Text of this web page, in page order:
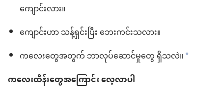
ကျောင်းလား။
ကျောင်းဟာ သန့်ရှင်းပြီး ဘေးကင်းသလား။
ကလေးတွေအတွက် ဘာလုပ်ဆောင်မှုတွေ ရှိသလဲ။ a
ကလေးထိန်းတွေအကြောင်း လေ့လာပါ